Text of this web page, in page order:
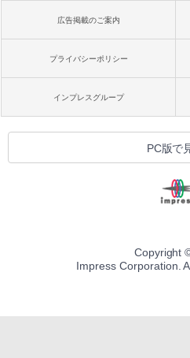
広告掲載のご案内
プライバシーポリシー
インプレスグループ
PC版で
Copyright
Impress Corporation.